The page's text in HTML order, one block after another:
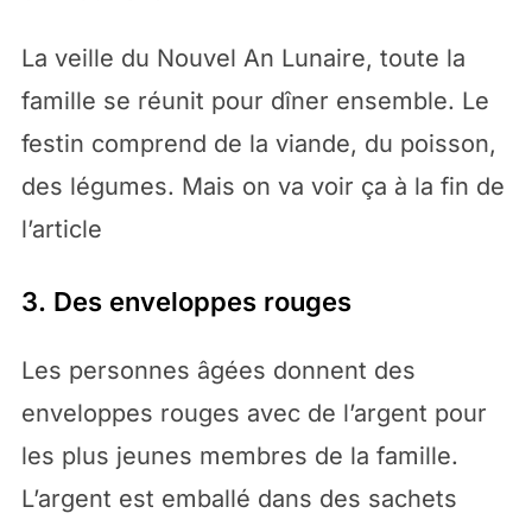
La veille du Nouvel An Lunaire, toute la
famille se réunit pour dîner ensemble. Le
festin comprend de la viande, du poisson,
des légumes. Mais on va voir ça à la fin de
l’article
3. Des enveloppes rouges
Les personnes âgées donnent des
enveloppes rouges avec de l’argent pour
les plus jeunes membres de la famille.
L’argent est emballé dans des sachets